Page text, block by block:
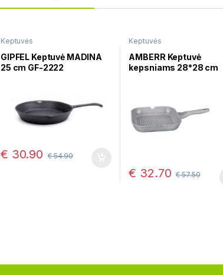
Keptuvės
GIPFEL Keptuvė MADINA
25 cm GF-2222
€ 30.90 €54.90
Keptuvės
AMBERR Keptuvė
kepsniams 28*28 cm
€ 32.70 €57.50